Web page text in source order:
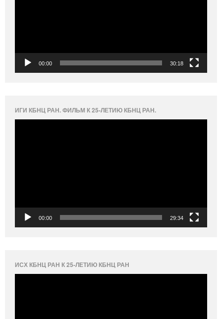
00:00 30:18
ИГИ КБНЦ РАН. ФИЛЬМ К 25-ЛЕТИЮ КБНЦ РАН.
00:00 29:34
ИСХ КБНЦ РАН К 25-ЛЕТИЮ КБНЦ РАН